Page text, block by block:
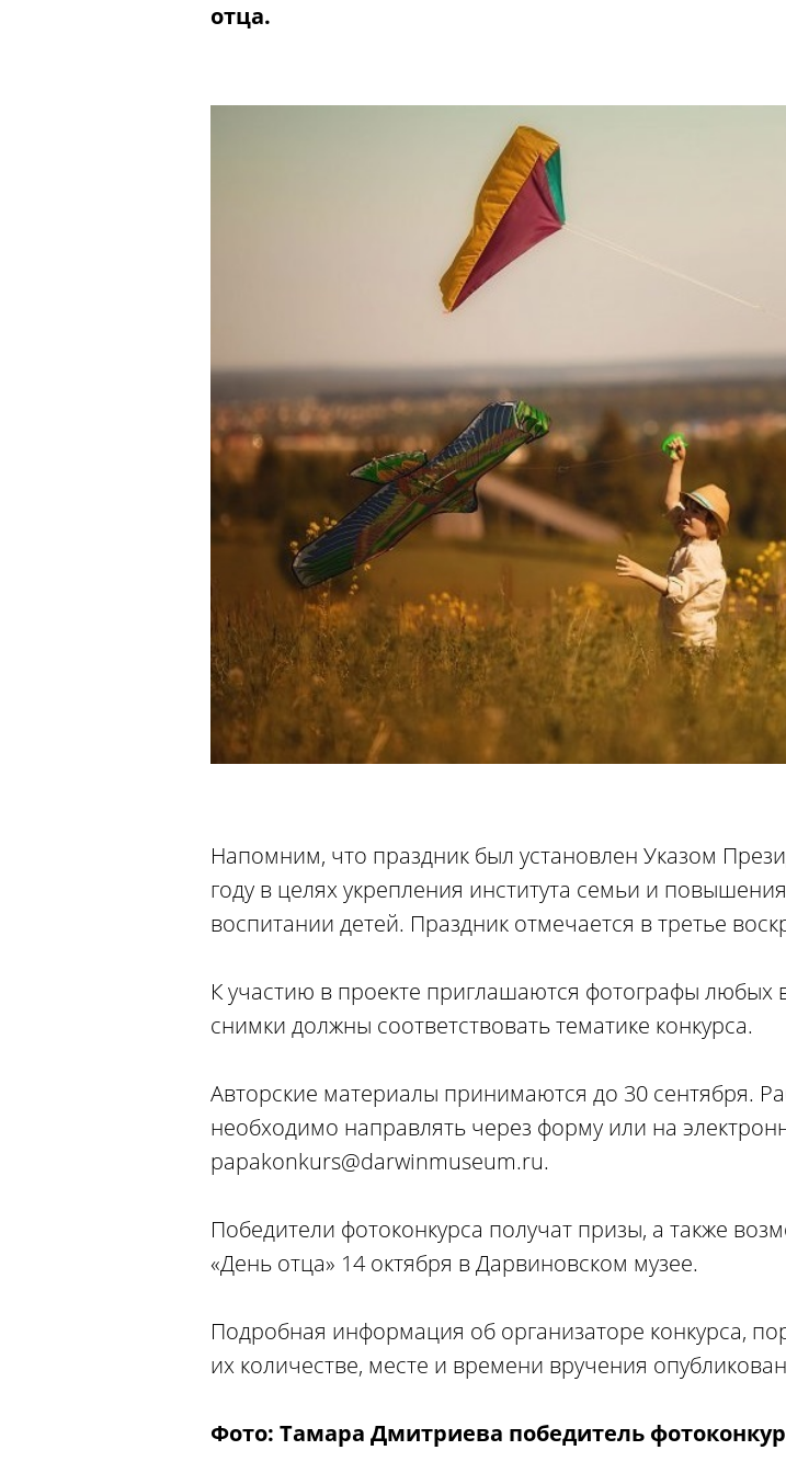
отца.
Напомним, что праздник был установлен Указом
году в целях укрепления института семьи и
воспитании детей. Праздник отмечается в третье
К участию в проекте приглашаются фотографы любых
снимки должны соответствовать тематике конкурса.
Авторские материалы принимаются до 30 сентября.
необходимо направлять через форму или на
papakonkurs@darwinmuseum.ru.
Победители фотоконкурса получат призы, а также
«День отца» 14 октября в Дарвиновском музее.
Подробная информация об организаторе конкурса,
их количестве, месте и времени вручения
Фото: Тамара Дмитриева победитель